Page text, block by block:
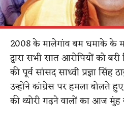
2008 के मालेगांव बम धमाके के
द्वारा सभी सात आरोपियों को
की पूर्व सांसद साध्वी प्रज्ञा सिंह
उन्होंने कांग्रेस पर हमला बोलते
की थ्योरी गढ़ने वालों का आज मुंह